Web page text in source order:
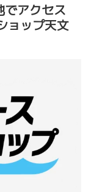
でアクセス
ョップ天文